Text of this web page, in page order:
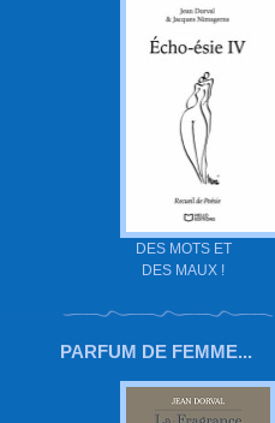
DES MOTS ET
DES MAUX !
PARFUM DE FEMME...